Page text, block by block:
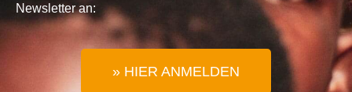
Newsletter an:
» HIER ANMELDEN